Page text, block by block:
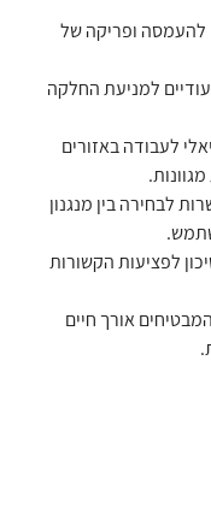
ופריקה של
למניעת החלקה
לעבודה באזורים
לבחירה בין מנגנון
לפציעות הקשורות
אורך חיים